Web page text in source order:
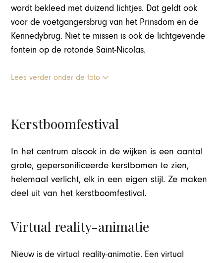
wordt bekleed met duizend lichtjes. Dat geldt ook
voor de voetgangersbrug van het Prinsdom en de
Kennedybrug. Niet te missen is ook de lichtgevende
fontein op de rotonde Saint-Nicolas.
Lees verder onder de foto
Kerstboomfestival
In het centrum alsook in de wijken is een aantal
grote, gepersonificeerde kerstbomen te zien,
helemaal verlicht, elk in een eigen stijl. Ze maken
deel uit van het kerstboomfestival.
Virtual reality-animatie
Nieuw is de virtual reality-animatie. Een virtual